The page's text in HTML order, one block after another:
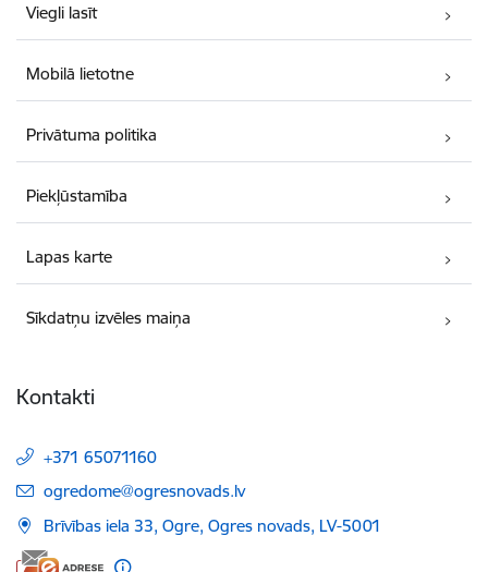
Viegli lasīt
Mobilā lietotne
Privātuma politika
Piekļūstamība
Lapas karte
Sīkdatņu izvēles maiņa
Kontakti
+371 65071160
E-pasts:
ogredome@ogresnovads.lv
Brīvības iela 33, Ogre, Ogres novads, LV-5001